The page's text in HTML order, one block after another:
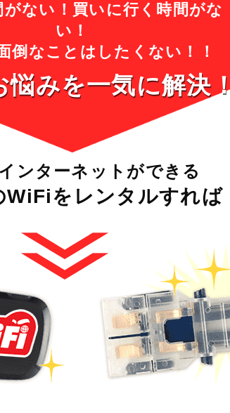
ない！買いに行く時間がな
い！
倒なことはしたくない！！
悩みを一気に解決
ンターネットができる
WiFiをレンタルすれば